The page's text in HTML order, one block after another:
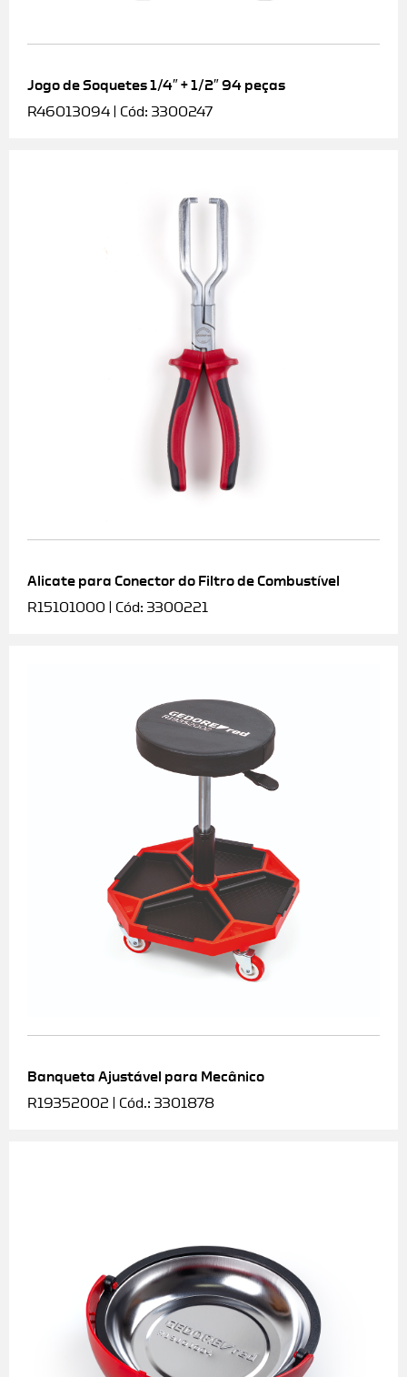
Jogo de Soquetes 1/4″ + 1/2″ 94 peças
R46013094 | Cód: 3300247
Alicate para Conector do Filtro de Combustível
R15101000 | Cód: 3300221
Banqueta Ajustável para Mecânico
R19352002 | Cód.: 3301878